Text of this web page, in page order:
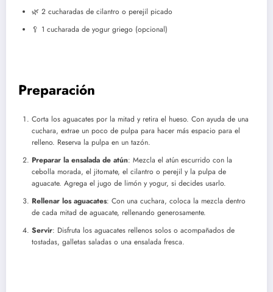
🌿 2 cucharadas de cilantro o perejil picado
🥄 1 cucharada de yogur griego (opcional)
Preparación
Corta los aguacates por la mitad y retira el hueso. Con ayuda de una
cuchara, extrae un poco de pulpa para hacer más espacio para el
relleno. Reserva la pulpa en un tazón.
Preparar la ensalada de atún: Mezcla el atún escurrido con la
cebolla morada, el jitomate, el cilantro o perejil y la pulpa de
aguacate. Agrega el jugo de limón y yogur, si decides usarlo.
Rellenar los aguacates: Con una cuchara, coloca la mezcla dentro
de cada mitad de aguacate, rellenando generosamente.
Servir: Disfruta los aguacates rellenos solos o acompañados de
tostadas, galletas saladas o una ensalada fresca.